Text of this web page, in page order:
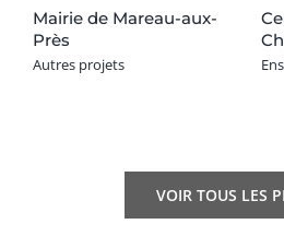
Autres projets
Mairie de Mareau-aux-
Près
Autres projets
VOIR TOUS LES